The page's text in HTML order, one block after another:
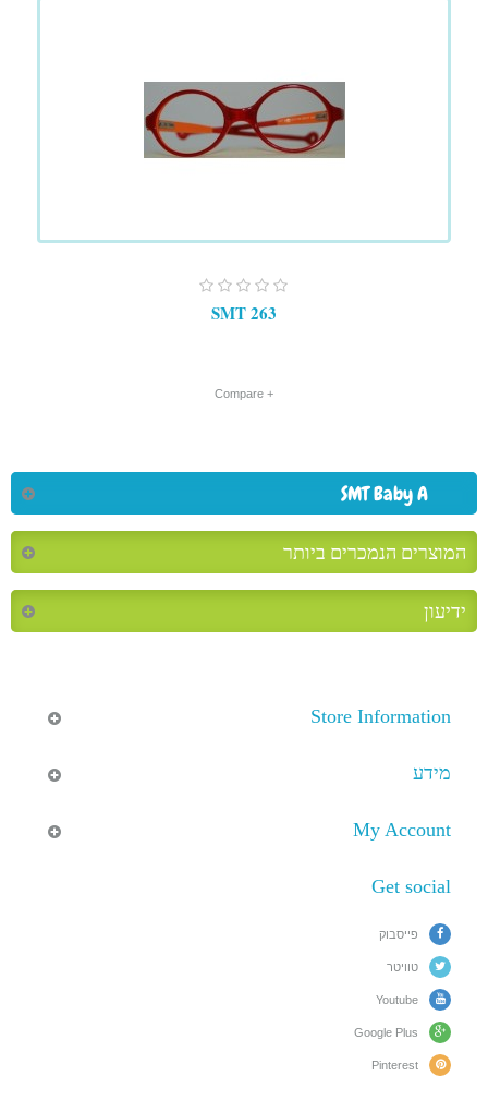
SMT 263
+ Compare
SMT Baby A
המוצרים הנמכרים ביותר
ידיעון
Store Information
מידע
My Account
Get social
פייסבוק
טוויטר
Youtube
Google Plus
Pinterest